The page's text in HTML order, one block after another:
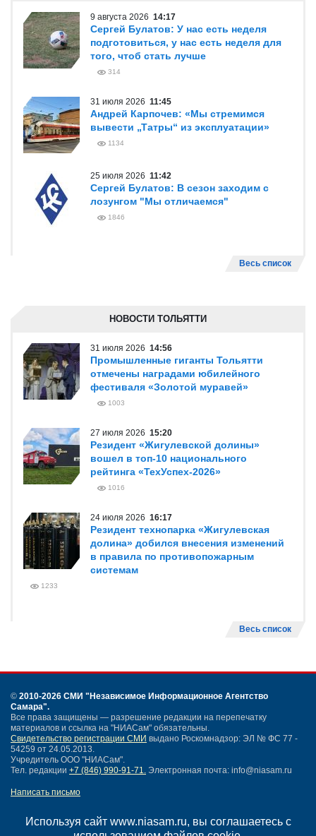
Используя сайт www.niasam.ru, вы соглашаетесь с
9 августа 2026 14:17
Сергей Булатов: У нас есть неделя
подготовиться, у нас есть неделя для
того, чтоб стать лучше
314
31 июля 2026 11:45
Андрей Карпочев: «Мы стремимся
вывести „Татры“ из эксплуатации»
1134
25 июля 2026 11:42
Сергей Булатов: В сезон заходим с
лозунгом "Мы отличаемся"
1846
Весь список
НОВОСТИ ТОЛЬЯТТИ
31 июля 2026 14:56
Промышленные гиганты Тольятти
отмечены наградами юбилейного
фестиваля «Золотой муравей»
1003
27 июля 2026 15:20
Резидент «Жигулевской долины»
вошел в топ-10 национального
рейтинга «ТехУспех-2026»
1016
24 июля 2026 16:17
Резидент технопарка «Жигулевская
долина» добился внесения изменений
в правила по противопожарным
системам
1233
Весь список
© 2010-2026 СМИ "Независимое Информационное Агентство
Самара".
Все права защищены — разрешение редакции на перепечатку
материалов и ссылка на "НИАСам" обязательны.
Свидетельство регистрации СМИ выдано Роскомнадзор: ЭЛ № ФС 77 -
54259 от 24.05.2013.
Учредитель ООО "НИАСам".
Тел. редакции +7 (846) 990-91-71. Электронная почта: info@niasam.ru
Написать письмо
Нашли ошибку?